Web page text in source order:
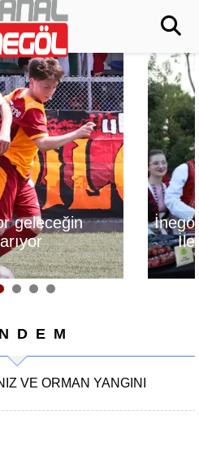
Alanyurt
Yapım
VE ORMAN YANGINI